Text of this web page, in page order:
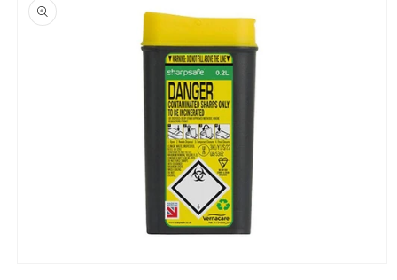
информацията
за продукта